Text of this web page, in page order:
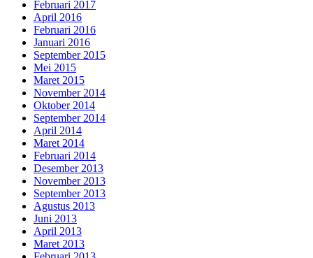
Februari 2017
April 2016
Februari 2016
Januari 2016
September 2015
Mei 2015
Maret 2015
November 2014
Oktober 2014
September 2014
April 2014
Maret 2014
Februari 2014
Desember 2013
November 2013
September 2013
Agustus 2013
Juni 2013
April 2013
Maret 2013